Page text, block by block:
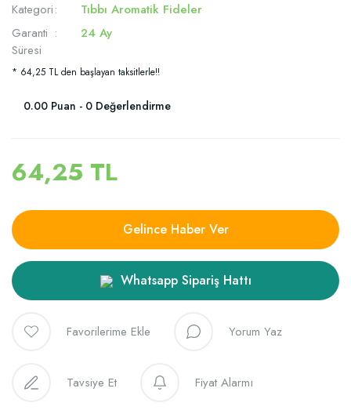
Kategori
Tıbbı Aromatik Fideler
Garanti
Süresi
24 Ay
* 64,25 TL den başlayan taksitlerle!!
0.00 Puan - 0 Değerlendirme
64,25 TL
Gelince Haber Ver
Whatsapp Sipariş Hattı
Yorum Yaz
Tavsiye Et Fiyat Alarmı